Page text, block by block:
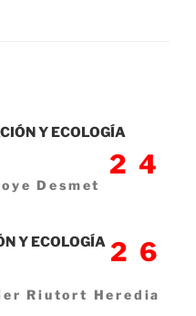
Y ECOLOGÍA
24
Desmet
Y ECOLOGÍA 26
Riutort Heredia